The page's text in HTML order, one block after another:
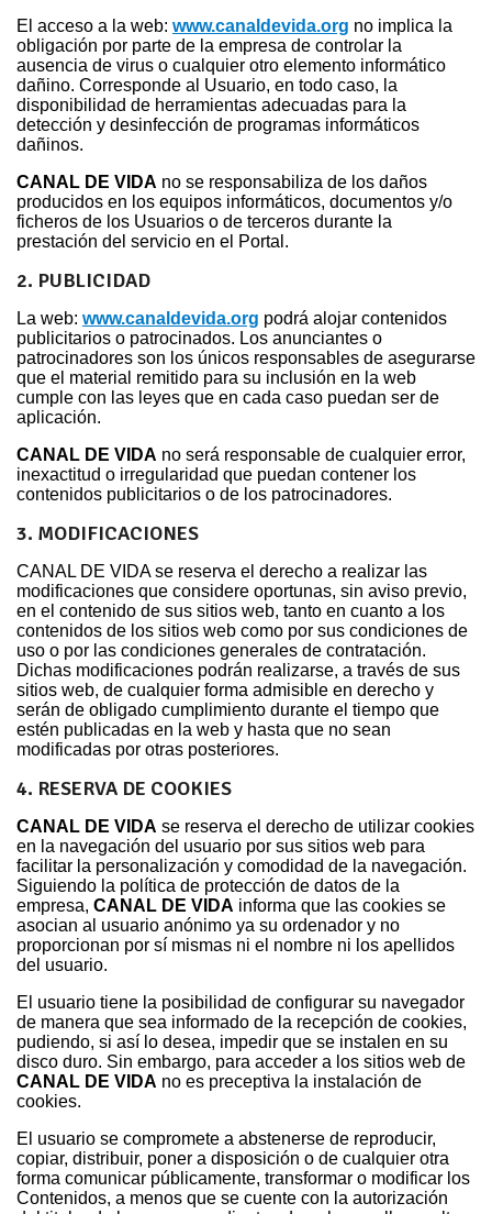
El acceso a la web: www.canaldevida.org no implica la
obligación por parte de la empresa de controlar la
ausencia de virus o cualquier otro elemento informático
dañino. Corresponde al Usuario, en todo caso, la
disponibilidad de herramientas adecuadas para la
detección y desinfección de programas informáticos
dañinos.
CANAL DE VIDA no se responsabiliza de los daños
producidos en los equipos informáticos, documentos y/o
ficheros de los Usuarios o de terceros durante la
prestación del servicio en el Portal.
2. PUBLICIDAD
La web: www.canaldevida.org podrá alojar contenidos
publicitarios o patrocinados. Los anunciantes o
patrocinadores son los únicos responsables de asegurarse
que el material remitido para su inclusión en la web
cumple con las leyes que en cada caso puedan ser de
aplicación.
CANAL DE VIDA no será responsable de cualquier error,
inexactitud o irregularidad que puedan contener los
contenidos publicitarios o de los patrocinadores.
3. MODIFICACIONES
CANAL DE VIDA se reserva el derecho a realizar las
modificaciones que considere oportunas, sin aviso previo,
en el contenido de sus sitios web, tanto en cuanto a los
contenidos de los sitios web como por sus condiciones de
uso o por las condiciones generales de contratación.
Dichas modificaciones podrán realizarse, a través de sus
sitios web, de cualquier forma admisible en derecho y
serán de obligado cumplimiento durante el tiempo que
estén publicadas en la web y hasta que no sean
modificadas por otras posteriores.
4. RESERVA DE COOKIES
CANAL DE VIDA se reserva el derecho de utilizar cookies
en la navegación del usuario por sus sitios web para
facilitar la personalización y comodidad de la navegación.
Siguiendo la política de protección de datos de la
empresa, CANAL DE VIDA informa que las cookies se
asocian al usuario anónimo ya su ordenador y no
proporcionan por sí mismas ni el nombre ni los apellidos
del usuario.
El usuario tiene la posibilidad de configurar su navegador
de manera que sea informado de la recepción de cookies,
pudiendo, si así lo desea, impedir que se instalen en su
disco duro. Sin embargo, para acceder a los sitios web de
CANAL DE VIDA no es preceptiva la instalación de
cookies.
El usuario se compromete a abstenerse de reproducir,
copiar, distribuir, poner a disposición o de cualquier otra
forma comunicar públicamente, transformar o modificar los
Contenidos, a menos que se cuente con la autorización